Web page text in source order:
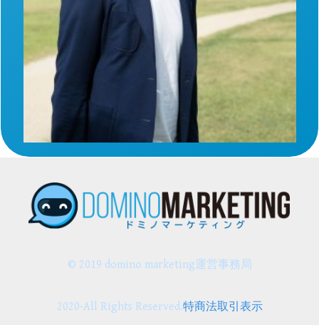
© 2019 domino marketing運営事務局
2020-All Rights Reserved.特商法取引表示